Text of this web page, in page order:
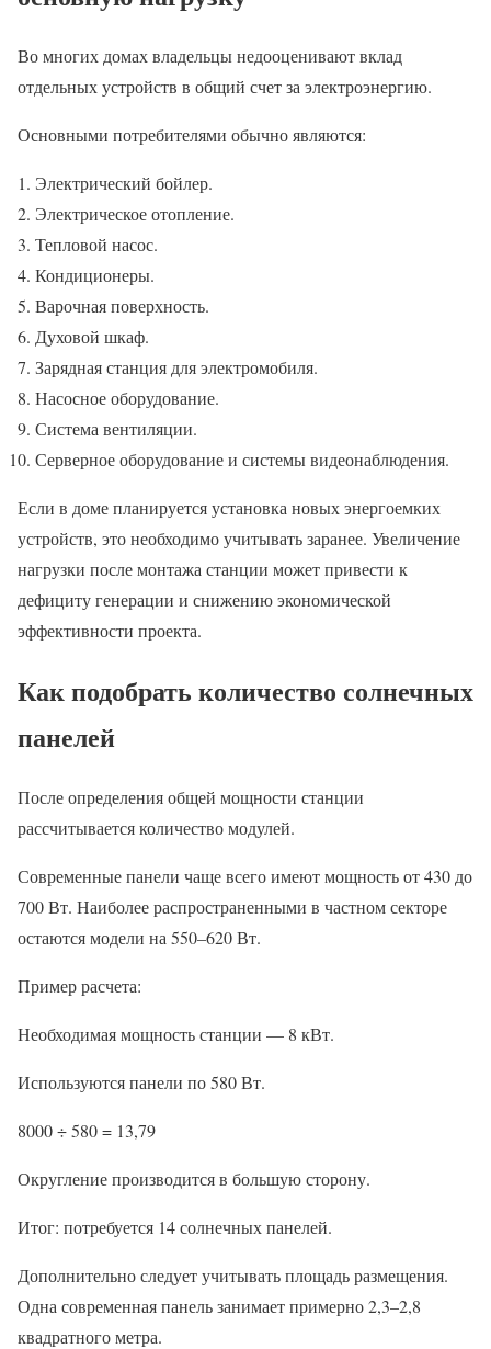
Во многих домах владельцы недооценивают вклад
отдельных устройств в общий счет за электроэнергию.
Основными потребителями обычно являются:
Электрический бойлер.
Электрическое отопление.
Тепловой насос.
Кондиционеры.
Варочная поверхность.
Духовой шкаф.
Зарядная станция для электромобиля.
Насосное оборудование.
Система вентиляции.
Серверное оборудование и системы видеонаблюдения.
Если в доме планируется установка новых энергоемких
устройств, это необходимо учитывать заранее. Увеличение
нагрузки после монтажа станции может привести к
дефициту генерации и снижению экономической
эффективности проекта.
Как подобрать количество солнечных
панелей
После определения общей мощности станции
рассчитывается количество модулей.
Современные панели чаще всего имеют мощность от 430 до
700 Вт. Наиболее распространенными в частном секторе
остаются модели на 550–620 Вт.
Пример расчета:
Необходимая мощность станции — 8 кВт.
Используются панели по 580 Вт.
8000 ÷ 580 = 13,79
Округление производится в большую сторону.
Итог: потребуется 14 солнечных панелей.
Дополнительно следует учитывать площадь размещения.
Одна современная панель занимает примерно 2,3–2,8
квадратного метра.